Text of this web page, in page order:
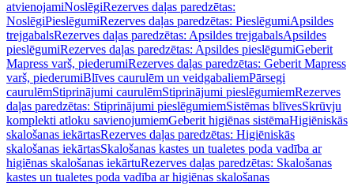
atvienojamiNoslēgiRezerves daļas paredzētas:
NoslēgiPieslēgumiRezerves daļas paredzētas: PieslēgumiApsildes
trejgabalsRezerves daļas paredzētas: Apsildes trejgabalsApsildes
pieslēgumiRezerves daļas paredzētas: Apsildes pieslēgumiGeberit
Mapress varš, piederumiRezerves daļas paredzētas: Geberit Mapress
varš, piederumiBlīves caurulēm un veidgabaliemPārsegi
caurulēmStiprinājumi caurulēmStiprinājumi pieslēgumiemRezerves
daļas paredzētas: Stiprinājumi pieslēgumiemSistēmas blīvesSkrūvju
komplekti atloku savienojumiemGeberit higiēnas sistēmaHigiēniskās
skalošanas iekārtasRezerves daļas paredzētas: Higiēniskās
skalošanas iekārtasSkalošanas kastes un tualetes poda vadība ar
higiēnas skalošanas iekārtuRezerves daļas paredzētas: Skalošanas
kastes un tualetes poda vadība ar higiēnas skalošanas